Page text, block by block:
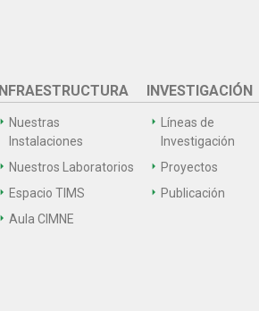
INFRAESTRUCTURA
Nuestras
Instalaciones
Nuestros Laboratorios
Espacio TIMS
Aula CIMNE
INVESTIGACIÓN
Líneas de
Investigación
Proyectos
Publicación